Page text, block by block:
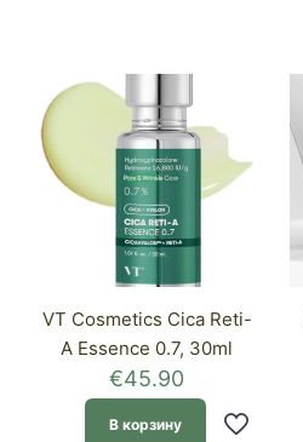
VT Cosmetics Cica Reti-
A Essence 0.7, 30ml
€45.90
В корзину